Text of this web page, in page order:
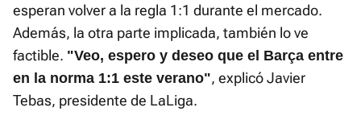
esperan volver a la regla 1:1 durante el mercado.
Además, la otra parte implicada, también lo ve
factible. "Veo, espero y deseo que el Barça entre
en la norma 1:1 este verano", explicó Javier
Tebas, presidente de LaLiga.